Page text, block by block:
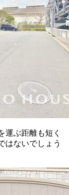
運ぶ距離も短く
はないでしょう